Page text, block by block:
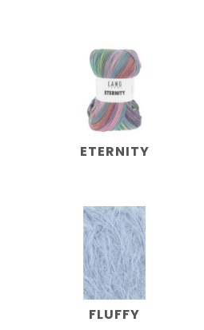
ETERNITY
FLUFFY